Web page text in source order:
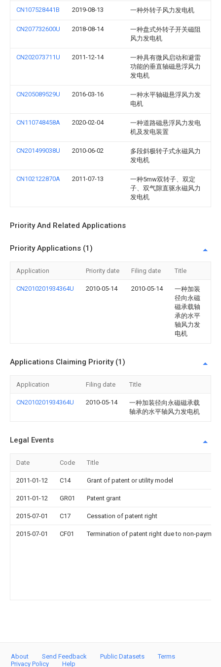
CN107528441B 2019-08-13 一种外转子风力发电机
CN207732600U 2018-08-14
一种盘式外转子开关磁阻
风力发电机
CN202073711U 2011-12-14
一种具有微风启动和避雷
功能的垂直轴磁悬浮风力
发电机
CN205089529U 2016-03-16
一种水平轴磁悬浮风力发
电机
CN110748458A 2020-02-04
一种道路磁悬浮风力发电
机及发电装置
CN201499038U 2010-06-02
多段斜极转子式永磁风力
发电机
CN102122870A 2011-07-13
一种5mw双转子、双定
子、双气隙直驱永磁风力
发电机
Priority And Related Applications
Priority Applications (1)
Application Priority date Filing date Title
CN2010201934364U 2010-05-14 2010-05-14
一种加装
径向永磁
磁承载轴
承的水平
轴风力发
电机
Applications Claiming Priority (1)
Application Filing date Title
CN2010201934364U 2010-05-14
一种加装径向永磁磁承载
轴承的水平轴风力发电机
Legal Events
Date Code Title
2011-01-12 C14 Grant of patent or utility model
2011-01-12 GR01 Patent grant
2015-07-01 C17 Cessation of patent right
2015-07-01 CF01 Termination of patent right due to non-
About Send Feedback Public Datasets
Terms
Privacy Policy
Help